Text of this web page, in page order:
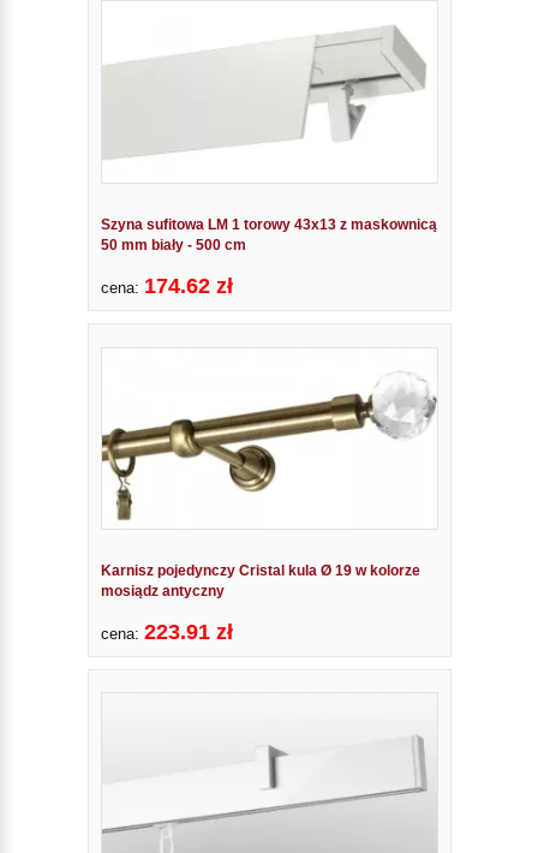
Szyna sufitowa LM 1 torowy 43x13 z maskownicą
50 mm biały - 500 cm
cena: 174.62 zł
Karnisz pojedynczy Cristal kula Ø 19 w kolorze
mosiądz antyczny
cena: 223.91 zł